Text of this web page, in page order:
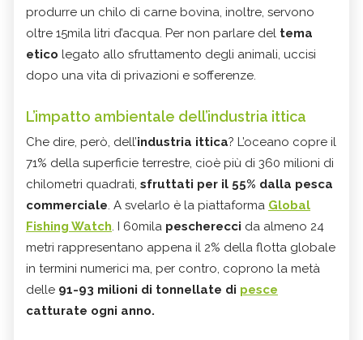
produrre un chilo di carne bovina, inoltre, servono
oltre 15mila litri d’acqua. Per non parlare del tema
etico legato allo sfruttamento degli animali, uccisi
dopo una vita di privazioni e sofferenze.
L’impatto ambientale dell’industria ittica
Che dire, però, dell’industria ittica? L’oceano copre il
71% della superficie terrestre, cioè più di 360 milioni di
chilometri quadrati, sfruttati per il 55% dalla pesca
commerciale. A svelarlo è la piattaforma Global
Fishing Watch. I 60mila pescherecci da almeno 24
metri rappresentano appena il 2% della flotta globale
in termini numerici ma, per contro, coprono la metà
delle 91-93 milioni di tonnellate di pesce
catturate ogni anno.